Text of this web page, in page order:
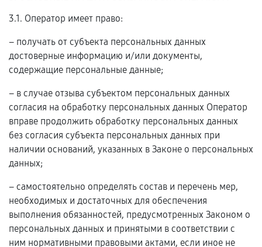
3.1. Оператор имеет право:
– получать от субъекта персональных данных
достоверные информацию и/или документы,
содержащие персональные данные;
– в случае отзыва субъектом персональных данных
согласия на обработку персональных данных Оператор
вправе продолжить обработку персональных данных
без согласия субъекта персональных данных при
наличии оснований, указанных в Законе о персональных
данных;
– самостоятельно определять состав и перечень мер,
необходимых и достаточных для обеспечения
выполнения обязанностей, предусмотренных Законом о
персональных данных и принятыми в соответствии с
ним нормативными правовыми актами, если иное не